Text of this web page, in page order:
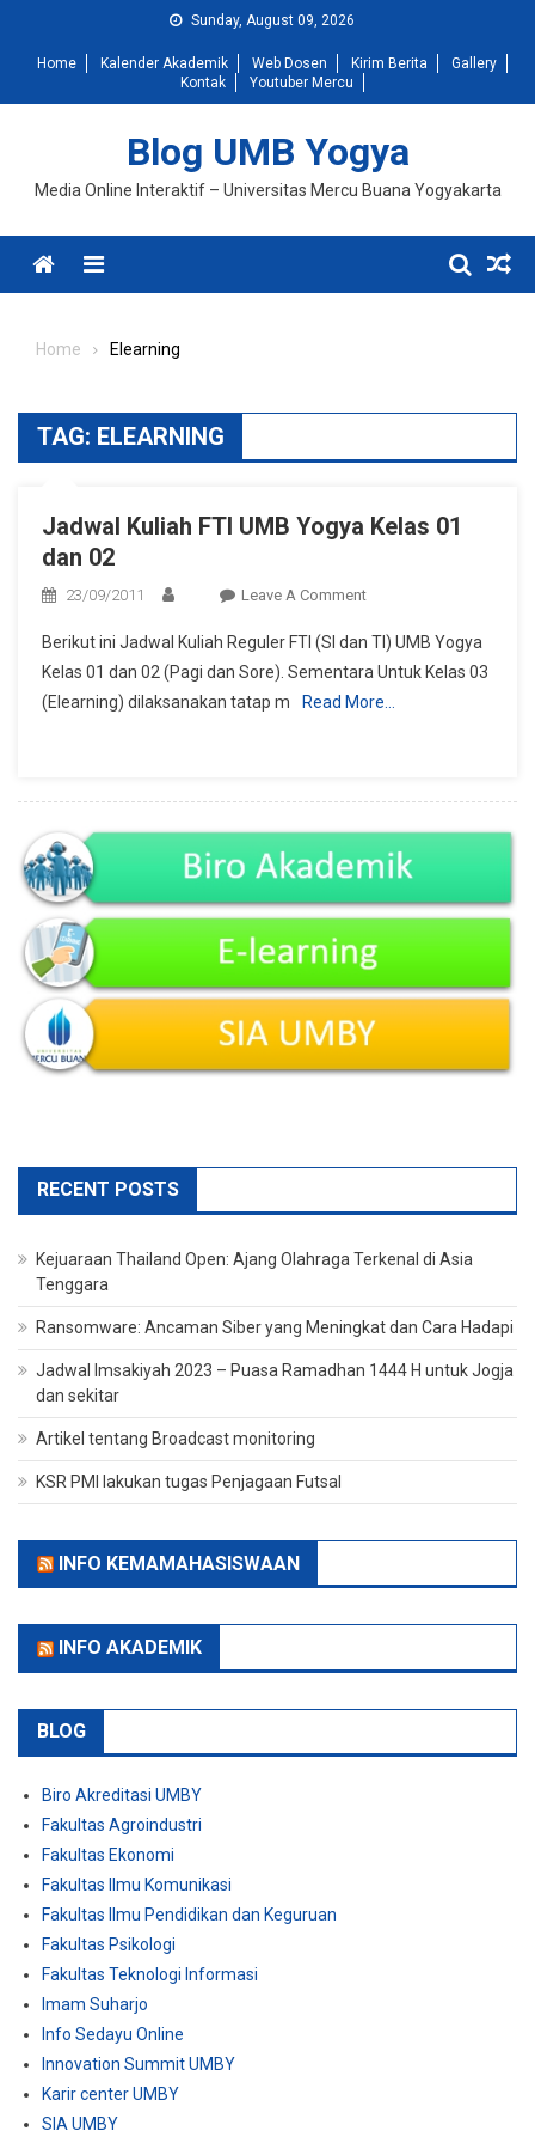
content
Sunday, August 09, 2026
Home Kalender Akademik Web Dosen Kirim Berita
Gallery
Kontak
Youtuber Mercu
Blog UMB Yogya
Media Online Interaktif – Universitas Mercu Buana Yogyakarta
Menu
Home Elearning
TAG: ELEARNING
Jadwal Kuliah FTI UMB Yogya Kelas 01
dan 02
23/09/2011 Leave A CommentOn
Kuliah
FTI
UMB
Berikut ini Jadwal Kuliah Reguler FTI (SI dan TI) UMB Yogya
Kelas 01 dan 02 (Pagi dan Sore). Sementara Untuk Kelas 03
(Elearning) dilaksanakan tatap m
Read More…
RECENT POSTS
Kejuaraan Thailand Open: Ajang Olahraga Terkenal di Asia
Tenggara
Ransomware: Ancaman Siber yang Meningkat dan Cara Hadapi
Jadwal Imsakiyah 2023 – Puasa Ramadhan 1444 H untuk Jogja
dan sekitar
Artikel tentang Broadcast monitoring
KSR PMI lakukan tugas Penjagaan Futsal
INFO KEMAMAHASISWAAN
INFO AKADEMIK
BLOG
Biro Akreditasi UMBY
Fakultas Agroindustri
Fakultas Ekonomi
Fakultas Ilmu Komunikasi
Fakultas Ilmu Pendidikan dan Keguruan
Fakultas Psikologi
Fakultas Teknologi Informasi
Imam Suharjo
Info Sedayu Online
Innovation Summit UMBY
Karir center UMBY
SIA UMBY